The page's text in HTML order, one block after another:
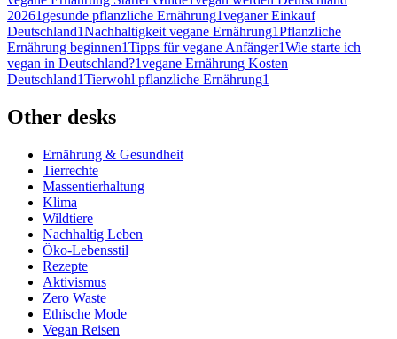
20261 gesunde pflanzliche Ernährung1veganer Einkauf
Deutschland1Nachhaltigkeit vegane Ernährung1Pflanzliche
Ernährung beginnen1Tipps für vegane Anfänger1Wie starte ich
vegan in Deutschland?1vegane Ernährung Kosten
Deutschland1Tierwohl pflanzliche Ernährung1
Other desks
Ernährung & Gesundheit
Tierrechte
Massentierhaltung
Klima
Wildtiere
Nachhaltig Leben
Öko-Lebensstil
Rezepte
Aktivismus
Zero Waste
Ethische Mode
Vegan Reisen